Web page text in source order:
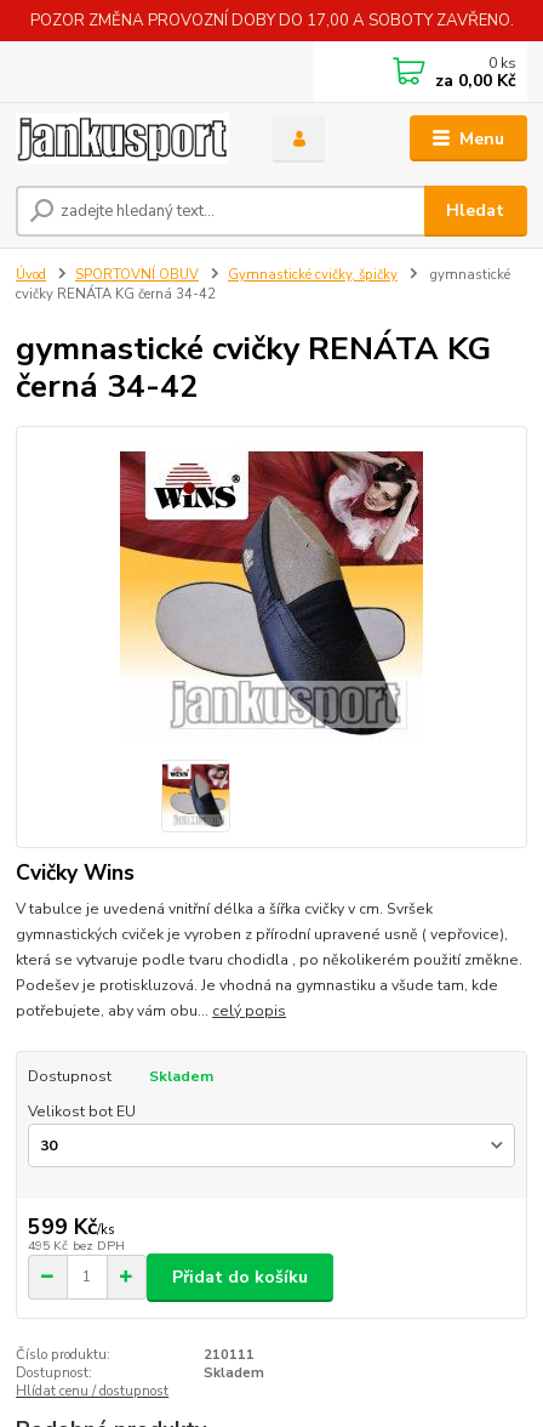
POZOR ZMĚNA PROVOZNÍ DOBY DO 17,00 A SOBOTY ZAVŘENO.
Menu
Hledat
0 ks
za 0,00 Kč
Úvod SPORTOVNÍ OBUV Gymnastické cvičky, špičky
gymnastické
cvičky RENÁTA KG černá 34-42
gymnastické cvičky RENÁTA KG
černá 34-42
Cvičky Wins
V tabulce je uvedená vnitřní délka a šířka cvičky v cm. Svršek
gymnastických cviček je vyroben z přírodní upravené usně ( vepřovice),
která se vytvaruje podle tvaru chodidla , po několikerém použití změkne.
Podešev je protiskluzová. Je vhodná na gymnastiku a všude tam, kde
potřebujete, aby vám obu... celý popis
Dostupnost
Skladem
Velikost bot EU
599 Kč/ks
495 Kč bez DPH
Přidat do košíku
Číslo produktu:
210111
Dostupnost:
Skladem
Hlídat cenu / dostupnost